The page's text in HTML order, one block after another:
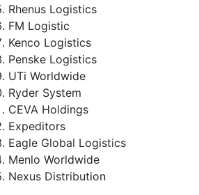
Rhenus Logistics
FM Logistic
Kenco Logistics
Penske Logistics
UTi Worldwide
Ryder System
CEVA Holdings
Expeditors
Eagle Global Logistics
Menlo Worldwide
Nexus Distribution